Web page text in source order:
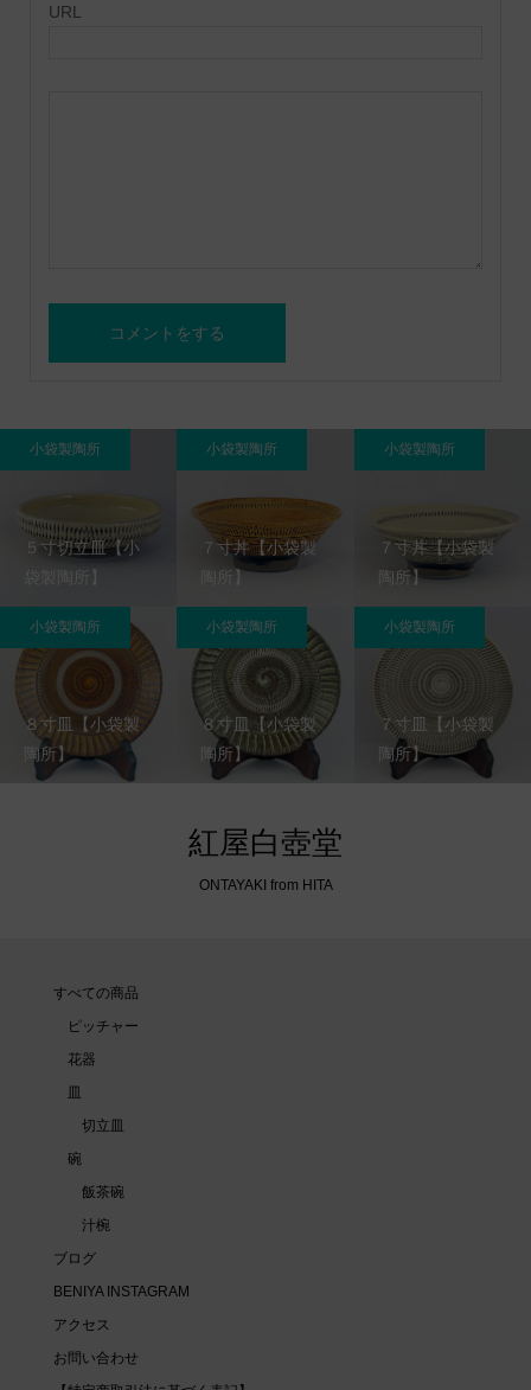
URL
５寸切立皿【小
袋製陶所】
小袋製陶所
７寸丼【小袋製
陶所】
小袋製陶所
７寸丼【小袋製
陶所】
小袋製陶所
８寸皿【小袋製
陶所】
小袋製陶所
８寸皿【小袋製
陶所】
小袋製陶所
７寸皿【小袋製
陶所】
小袋製陶所
紅屋白壺堂
ONTAYAKI from HITA
すべての商品
ピッチャー
花器
皿
切立皿
碗
飯茶碗
汁椀
ブログ
BENIYA INSTAGRAM
アクセス
お問い合わせ